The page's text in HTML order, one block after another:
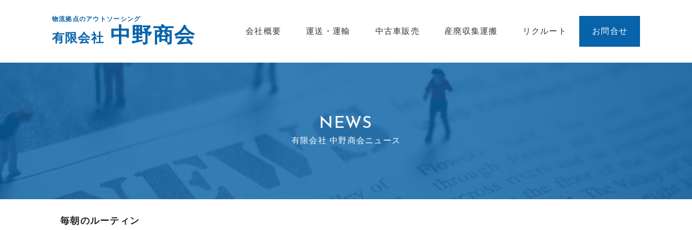
物流拠点のアウトソーシング
有限会社 中野商会 会社概要 運送・運輸 中古車販売 産廃収集運搬 リクルート お問合せ
NEWS
有限会社 中野商会ニュース
毎朝のルーティン